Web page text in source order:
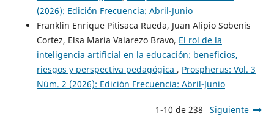
(2026): Edición Frecuencia: Abril-Junio
Franklin Enrique Pitisaca Rueda, Juan Alipio Sobenis
Cortez, Elsa María Valarezo Bravo, El rol de la
inteligencia artificial en la educación: beneficios,
riesgos y perspectiva pedagógica , Prospherus: Vol. 3
Núm. 2 (2026): Edición Frecuencia: Abril-Junio
1-10 de 238 Siguiente